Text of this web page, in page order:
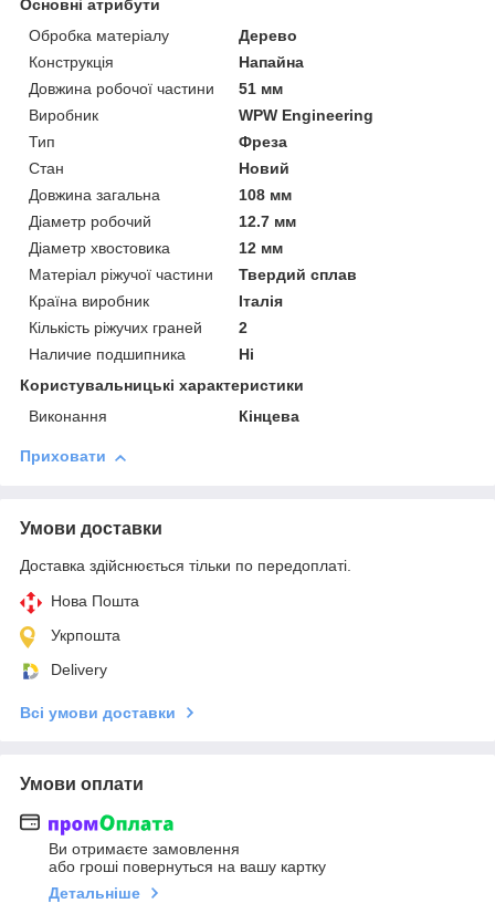
Основні атрибути
Обробка матеріалу
Дерево
Конструкція
Напайна
Довжина робочої частини
51 мм
Виробник
WPW Engineering
Тип
Фреза
Стан
Новий
Довжина загальна
108 мм
Діаметр робочий
12.7 мм
Діаметр хвостовика
12 мм
Матеріал ріжучої частини
Твердий сплав
Країна виробник
Італія
Кількість ріжучих граней
2
Наличие подшипника
Ні
Користувальницькі характеристики
Виконання
Кінцева
Приховати
Умови доставки
Доставка здійснюється тільки по передоплаті.
Нова Пошта
Укрпошта
Delivery
Всі умови доставки
Умови оплати
Ви отримаєте замовлення
або гроші повернуться на вашу картку
Детальніше